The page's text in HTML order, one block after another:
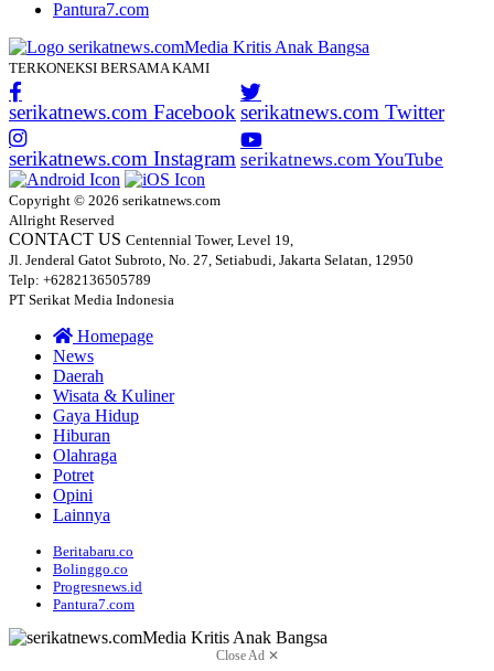
Pantura7.com
TERKONEKSI BERSAMA KAMI
serikatnews.com Facebook serikatnews.com Twitter
serikatnews.com Instagram serikatnews.com YouTube
Copyright © 2026 serikatnews.com
Allright Reserved
CONTACT US Centennial Tower, Level 19,
Jl. Jenderal Gatot Subroto, No. 27, Setiabudi, Jakarta Selatan, 12950
Telp: +6282136505789
PT Serikat Media Indonesia
Homepage
News
Daerah
Wisata & Kuliner
Gaya Hidup
Hiburan
Olahraga
Potret
Opini
Lainnya
Beritabaru.co
Bolinggo.co
Progresnews.id
Pantura7.com
Close Ad ✕